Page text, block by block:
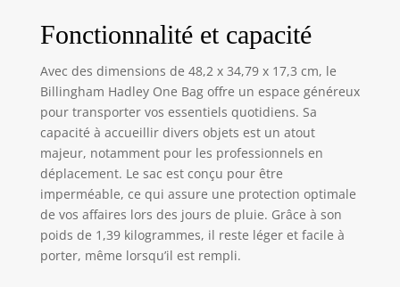
Fonctionnalité et capacité
Avec des dimensions de 48,2 x 34,79 x 17,3 cm, le
Billingham Hadley One Bag offre un espace généreux
pour transporter vos essentiels quotidiens. Sa
capacité à accueillir divers objets est un atout
majeur, notamment pour les professionnels en
déplacement. Le sac est conçu pour être
imperméable, ce qui assure une protection optimale
de vos affaires lors des jours de pluie. Grâce à son
poids de 1,39 kilogrammes, il reste léger et facile à
porter, même lorsqu’il est rempli.